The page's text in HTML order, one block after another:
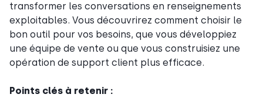
transformer les conversations en renseignements
exploitables. Vous découvrirez comment choisir le
bon outil pour vos besoins, que vous développiez
une équipe de vente ou que vous construisiez une
opération de support client plus efficace.
Points clés à retenir :